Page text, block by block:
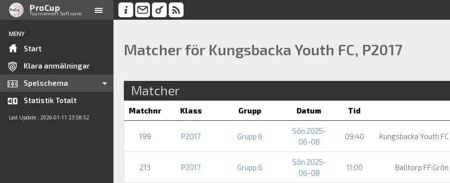
ProCup
Tournament Software
MENY
Start
Klara anmälningar
Spelschema
Statistik Totalt
Last Update : 2026-01-11 23:58:52
Matcher för Kungsbacka Youth FC, P2017
Matcher
Matchnr Klass Grupp Datum Tid
199 P2017 Grupp 6
Sön 2025-
06-08
09:40 Kungsbacka Youth FC
213 P2017 Grupp 6
Sön 2025-
06-08
11:00 Balltorp FF:Grön